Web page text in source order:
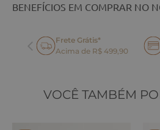
BENEFÍCIOS EM COMPRAR NO
Frete Grátis*
Acima de R$ 499,90
VOCÊ TAMBÉM